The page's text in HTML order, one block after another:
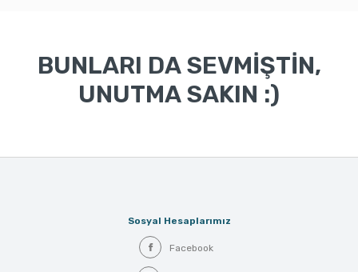
BUNLARI DA SEVMİŞTİN,
UNUTMA SAKIN :)
Sosyal Hesaplarımız
Facebook